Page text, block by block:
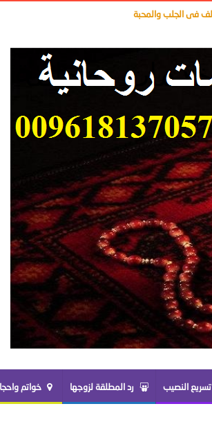
تسريع النصيب رد المطلقة لزوجها خواتم